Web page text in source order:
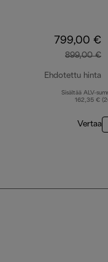
799,00 €
899,00 €
Ehdotettu hinta
Sisältää ALV-
162,35 €
Vertaa